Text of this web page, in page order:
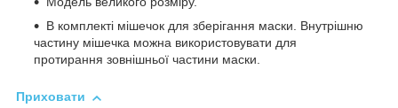
В комплекті мішечок для зберігання маски. Внутрішню
частину мішечка можна використовувати для
протирання зовнішньої частини маски.
Приховати